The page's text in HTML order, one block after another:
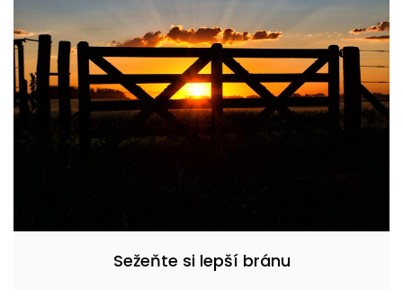
Sežeňte si lepší bránu